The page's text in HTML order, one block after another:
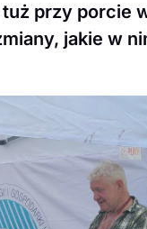
przy porcie
jakie w